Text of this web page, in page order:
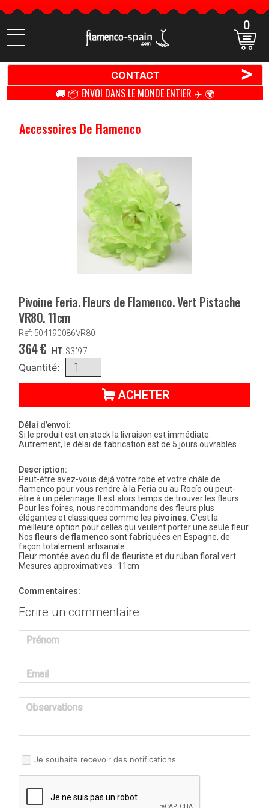
Cherchez
des
0
CONTACT >
🚚 📦 ENVOI DANS LE MONDE ENTIER ✈️ 🌍
Accessoires De Flamenco
Pivoine Feria. Fleurs de Flamenco. Vert Pistache
VR80. 11cm
Ref: 504190086VR80
3'64€ HT $3'97
Quantité:
ACHETER
Délai d’envoi:
Si le produit est en stock la livraison est immédiate.
Autrement, le délai de fabrication est de 5 jours ouvrables
Description:
Peut-être avez-vous déjà votre robe et votre châle de
flamenco pour vous rendre à la Feria ou au Rocío ou peut-
être à un pèlerinage. Il est alors temps de trouver les fleurs.
Pour les foires, nous recommandons des fleurs plus
élégantes et classiques comme les pivoines . C'est la
meilleure option pour celles qui veulent porter une seule fleur.
Nos fleurs de flamenco sont fabriquées en Espagne, de
façon totalement artisanale.
Fleur montée avec du fil de fleuriste et du ruban floral vert.
Mesures approximatives : 11cm
Commentaires:
Ecrire un commentaire
Prénom
Email
Observations
Je souhaite recevoir des notifications